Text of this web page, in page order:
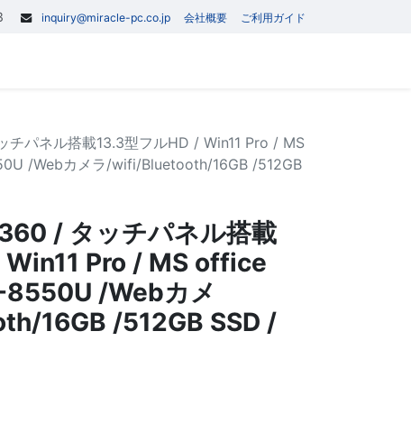
inquiry@miracle-pc.co.jp 会社概要 ご利用ガイド
チパネル搭載13.3型フルHD / Win11 Pro / MS
/Webカメラ/wifi/Bluetooth/16GB /512GB
/ タッチパネル搭載
Win11 Pro / MS office
/Webカメ
16GB /512GB SSD /